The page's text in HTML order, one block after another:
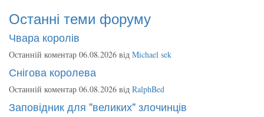
Останні теми форуму
Чвара королів
Останній коментар 06.08.2026 від Michael sek
Снігова королева
Останній коментар 06.08.2026 від RalphBed
Заповідник для "великих" злочинців